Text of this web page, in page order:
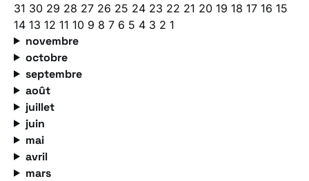
31 30 29 28 27 26 25 24 23 22 21 20 19 18 17 16 15
14 13 12 11 10 9 8 7 6 5 4 3 2 1
novembre
octobre
septembre
août
juillet
juin
mai
avril
mars